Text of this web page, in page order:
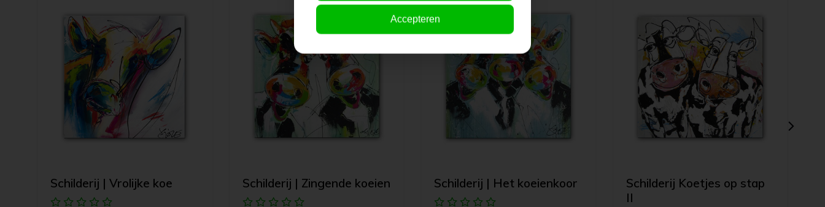
Schilderij | Vrolijke koe Schilderij | Zingende koeien Schilderij | Het koeienkoor
Schilderij Koetjes op stap
II
Accepteren